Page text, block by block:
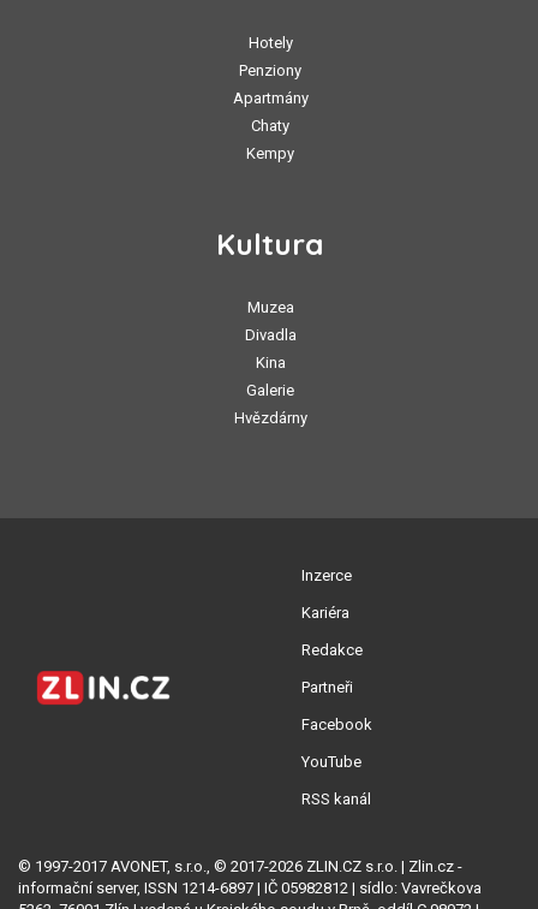
Hotely
Penziony
Apartmány
Chaty
Kempy
Kultura
Muzea
Divadla
Kina
Galerie
Hvězdárny
Inzerce
Kariéra
Redakce
Partneři
Facebook
YouTube
RSS kanál
© 1997-2017 AVONET, s.r.o., © 2017-2026 ZLIN.CZ s.r.o. | Zlin.cz -
informační server, ISSN 1214-6897 | IČ 05982812 | sídlo: Vavrečkova